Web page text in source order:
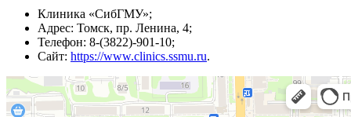
Клиника «СибГМУ»;
Адрес: Томск, пр. Ленина, 4;
Телефон: 8-(3822)-901-10;
Сайт: https://www.clinics.ssmu.ru.